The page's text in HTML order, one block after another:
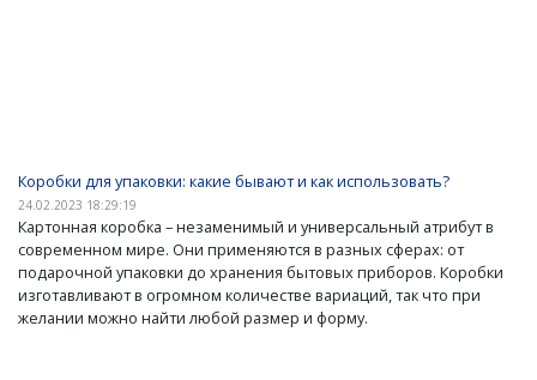
Коробки для упаковки: какие бывают и как использовать?
24.02.2023 18:29:19
Картонная коробка – незаменимый и универсальный атрибут в
современном мире. Они применяются в разных сферах: от
подарочной упаковки до хранения бытовых приборов. Коробки
изготавливают в огромном количестве вариаций, так что при
желании можно найти любой размер и форму.